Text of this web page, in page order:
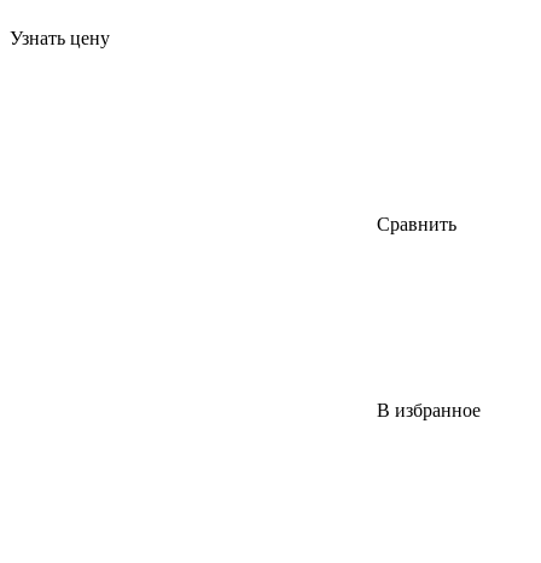
Узнать цену
Сравнить
В избранное